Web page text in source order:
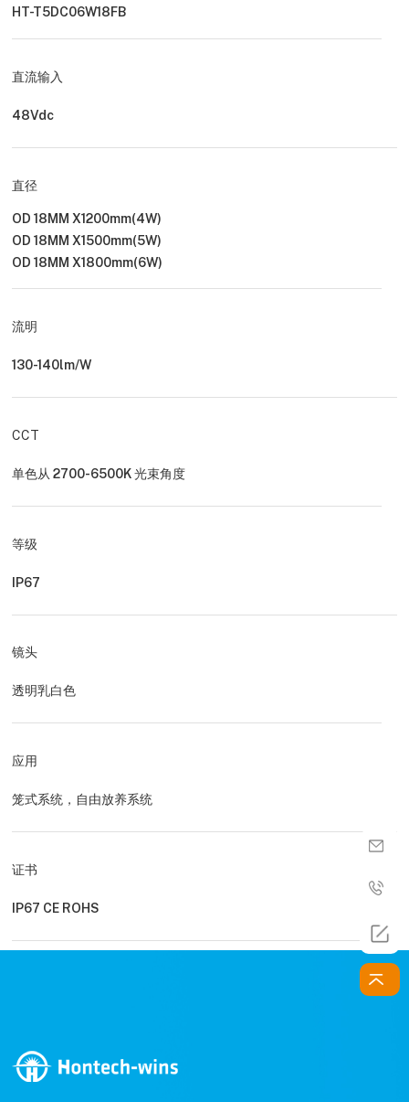
HT-T5DC06W18FB
直流输入
48Vdc
直径
OD 18MM X1200mm(4W)
OD 18MM X1500mm(5W)
OD 18MM X1800mm(6W)
流明
130-140lm/W
CCT
单色从 2700-6500K 光束角度
等级
IP67
镜头
透明乳白色
应用
笼式系统，自由放养系统
证书
IP67 CE ROHS